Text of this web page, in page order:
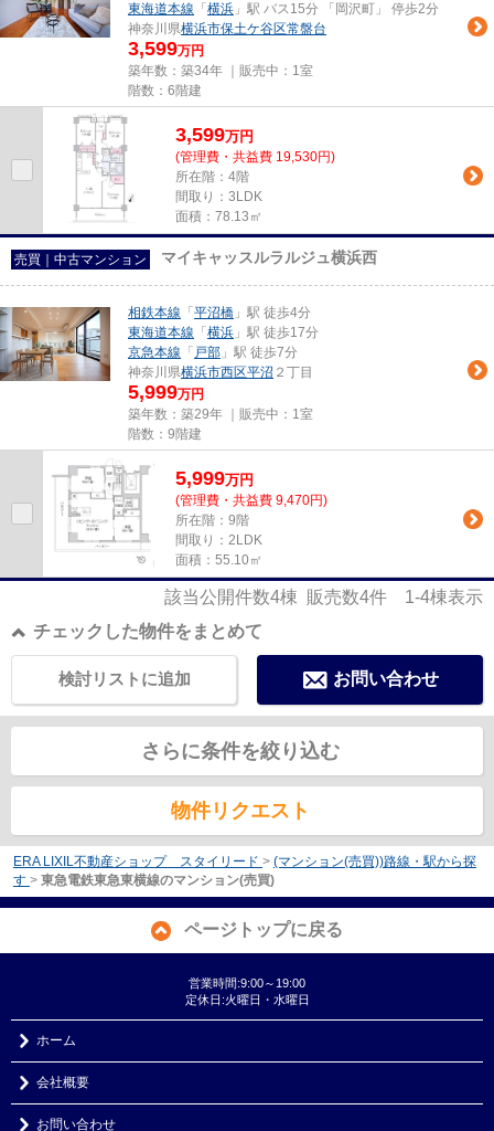
東海道本線 「 横浜 」駅 バス15分 「岡沢町」 停歩2分
神奈川県横浜市保土ケ谷区常盤台
3,599万円
築年数：築34年 ｜販売中： 1室
階数：6階建
3,599万円
(管理費・共益費 19,530円)
所在階：4階
間取り：3LDK
面積：78.13㎡
売買｜中古マンション マイキャッスルラルジュ横浜西
相鉄本線 「 平沼橋 」駅 徒歩4分
東海道本線 「 横浜 」駅 徒歩17分
京急本線 「 戸部 」駅 徒歩7分
神奈川県横浜市西区平沼 ２丁目
5,999万円
築年数：築29年 ｜販売中： 1室
階数：9階建
5,999万円
(管理費・共益費 9,470円)
所在階：9階
間取り：2LDK
面積：55.10㎡
該当公開件数4棟 販売数4件 1-4棟表示
チェックした物件をまとめて
お問い合わせ
検討リストに追加
さらに条件を絞り込む
物件リクエスト
ERA LIXIL不動産ショップ スタイリード > (マンション(売買))路線・駅から探
す > 東急電鉄東急東横線のマンション(売買)
ページトップに戻る
営業時間:9:00～19:00
定休日:火曜日・水曜日
ホーム
会社概要
お問い合わせ